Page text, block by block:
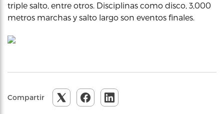
triple salto, entre otros. Disciplinas como disco, 3,000
metros marchas y salto largo son eventos finales.
Compartir